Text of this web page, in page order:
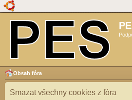
Obsah fóra
Smazat všechny cookies z fóra